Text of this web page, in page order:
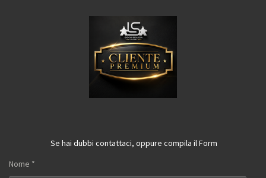
Se hai dubbi contattaci, oppure compila il Form
Nome *